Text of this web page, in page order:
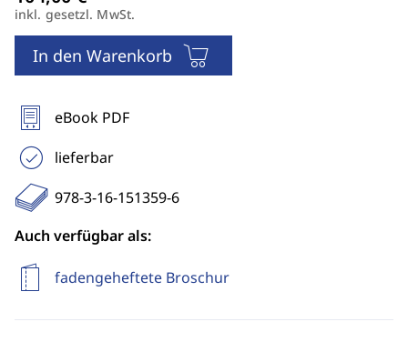
inkl. gesetzl. MwSt.
In den Warenkorb
eBook PDF
lieferbar
978-3-16-151359-6
Auch verfügbar als:
fadengeheftete Broschur